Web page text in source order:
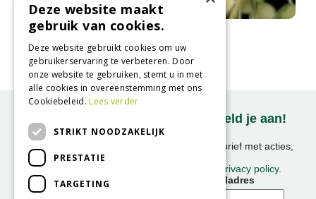
Maagdenpalm
Vinca minor 'Illumination'
Onze nieuwsbrief ontvangen? Meld je aan!
Ontvang ongeveer 1x per week onze nieuwsbrief met acties,
We slaan uw gegevens op conform onze
privacy policy.
Voornaam
E-mailadres
Deze website maakt
gebruik van cookies.
Deze website gebruikt cookies om uw
gebruikerservaring te verbeteren. Door
onze website te gebruiken, stemt u in met
alle cookies in overeenstemming met ons
Cookiebeleid.Lees verder
STRIKT NOODZAKELIJK
PRESTATIE
TARGETING